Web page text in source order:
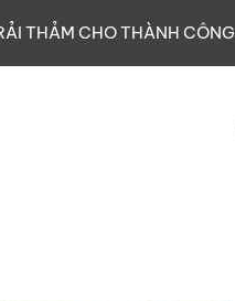
THẢM CHO THÀNH CÔNG